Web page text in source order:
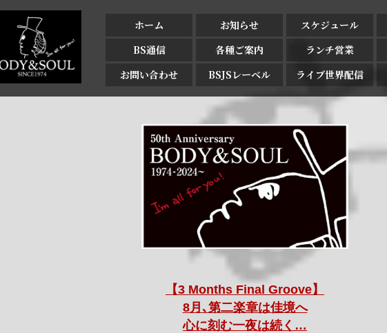
ホーム お知らせ スケジュール
BS通信
各種ご案内 ランチ営業
お問い合わせ
BSJSレーベル ライブ世界配信
【3 Months Final Groove】
8月､第二楽章は佳境へ
心に刻む一夜は続く…